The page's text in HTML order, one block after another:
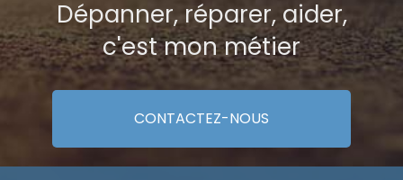
Dépanner, réparer, aider,
c'est mon métier
CONTACTEZ-NOUS